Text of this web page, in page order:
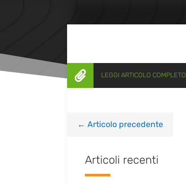
 LEGGI ARTICOLO COMPLETO
← Articolo precedente
Articoli recenti